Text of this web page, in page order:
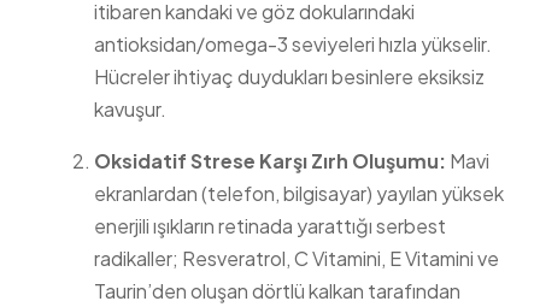
itibaren kandaki ve göz dokularındaki
antioksidan/omega-3 seviyeleri hızla yükselir.
Hücreler ihtiyaç duydukları besinlere eksiksiz
kavuşur.
Oksidatif Strese Karşı Zırh Oluşumu: Mavi
ekranlardan (telefon, bilgisayar) yayılan yüksek
enerjili ışıkların retinada yarattığı serbest
radikaller; Resveratrol, C Vitamini, E Vitamini ve
Taurin’den oluşan dörtlü kalkan tarafından